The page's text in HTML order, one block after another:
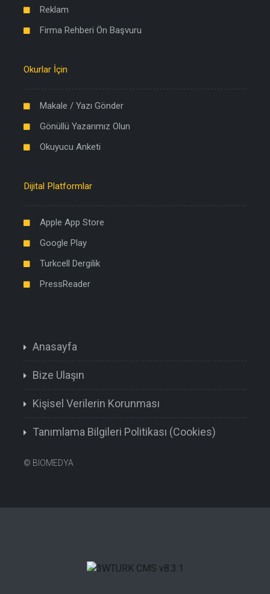
Reklam
Firma Rehberi Ön Başvuru
Okurlar İçin
Makale / Yazı Gönder
Gönüllü Yazarımız Olun
Okuyucu Anketi
Dijital Platformlar
Apple App Store
Google Play
Turkcell Dergilik
PressReader
Anasayfa
Bize Ulaşın
Kişisel Verilerin Korunması
Tanımlama Bilgileri Politikası (Cookies)
© BIOMEDYA